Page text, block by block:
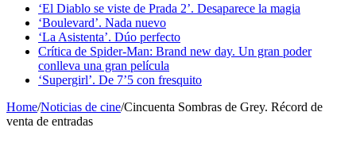
‘El Diablo se viste de Prada 2’. Desaparece la magia
‘Boulevard’. Nada nuevo
‘La Asistenta’. Dúo perfecto
Crítica de Spider-Man: Brand new day. Un gran poder
conlleva una gran película
‘Supergirl’. De 7’5 con fresquito
Home/Noticias de cine/Cincuenta Sombras de Grey. Récord de
venta de entradas